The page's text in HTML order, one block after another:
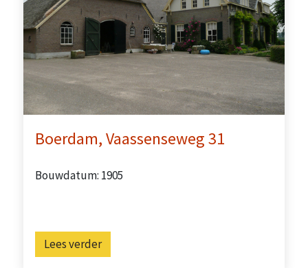
Boerdam, Vaassenseweg 31
Bouwdatum: 1905
Lees verder